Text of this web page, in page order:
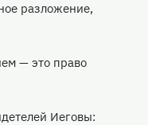
разложение,
— это право
Иеговы: